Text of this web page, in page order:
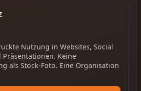
Nutzung in Websites, Social
Präsentationen. Keine
als Stock-Foto. Eine Organisation